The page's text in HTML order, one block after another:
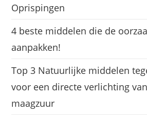
Oprispingen
4 beste middelen die de
aanpakken!
Top 3 Natuurlijke middelen
voor een directe verlichting
maagzuur